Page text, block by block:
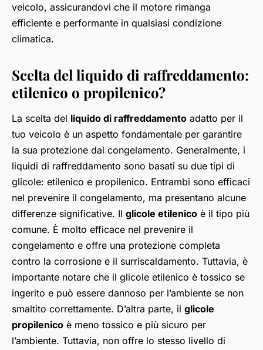
veicolo, assicurandovi che il motore rimanga
efficiente e performante in qualsiasi condizione
climatica.
Scelta del liquido di raffreddamento:
etilenico o propilenico?
La scelta del liquido di raffreddamento adatto per il
tuo veicolo è un aspetto fondamentale per garantire
la sua protezione dal congelamento. Generalmente, i
liquidi di raffreddamento sono basati su due tipi di
glicole: etilenico e propilenico. Entrambi sono efficaci
nel prevenire il congelamento, ma presentano alcune
differenze significative. Il glicole etilenico è il tipo più
comune. È molto efficace nel prevenire il
congelamento e offre una protezione completa
contro la corrosione e il surriscaldamento. Tuttavia, è
importante notare che il glicole etilenico è tossico se
ingerito e può essere dannoso per l’ambiente se non
smaltito correttamente. D’altra parte, il glicole
propilenico è meno tossico e più sicuro per
l’ambiente. Tuttavia, non offre lo stesso livello di